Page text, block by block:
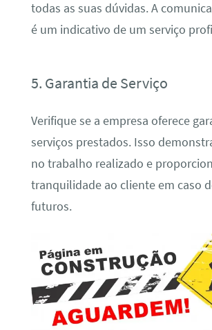
todas as suas dúvidas. A
é um indicativo de um serviço
5. Garantia de Serviço
Verifique se a empresa oferece
serviços prestados. Isso
no trabalho realizado e
tranquilidade ao cliente em caso
futuros.